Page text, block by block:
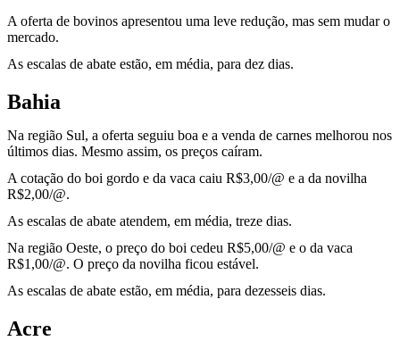
A oferta de bovinos apresentou uma leve redução, mas sem mudar o
mercado.
As escalas de abate estão, em média, para dez dias.
Bahia
Na região Sul, a oferta seguiu boa e a venda de carnes melhorou nos
últimos dias. Mesmo assim, os preços caíram.
A cotação do boi gordo e da vaca caiu R$3,00/@ e a da novilha
R$2,00/@.
As escalas de abate atendem, em média, treze dias.
Na região Oeste, o preço do boi cedeu R$5,00/@ e o da vaca
R$1,00/@. O preço da novilha ficou estável.
As escalas de abate estão, em média, para dezesseis dias.
Acre